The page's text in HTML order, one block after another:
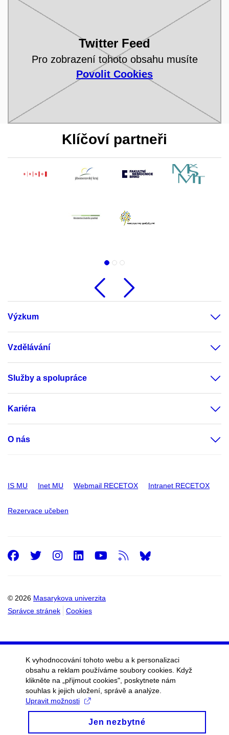
Twitter Feed
Pro zobrazení tohoto obsahu musíte
Povolit Cookies
Klíčoví partneři
Předchozí
Výzkum
Vzdělávání
Služby a spolupráce
Kariéra
O nás
IS MU Inet MU Webmail RECETOX Intranet RECETOX
Rezervace učeben
© 2026 Masarykova univerzita
Správce stránek
Cookies
Facebook
Twitter
Instagram
LinkedIn
Youtube
RSS
K vyhodnocování tohoto webu a k personalizaci
obsahu a reklam používáme soubory cookies. Když
klikněte na „přijmout cookies", poskytnete nám
souhlas k jejich uložení, správě a analýze.
Upravit možnosti
Jen nezbytné